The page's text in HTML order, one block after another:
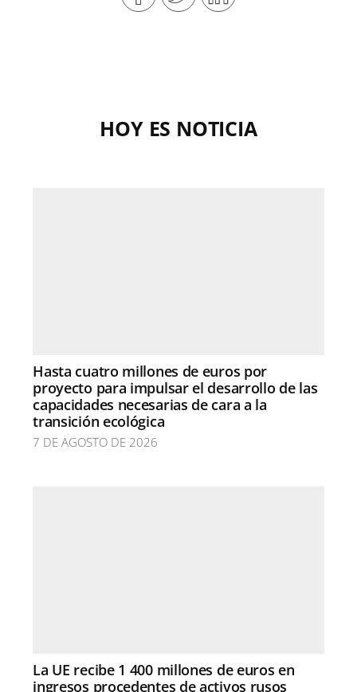
HOY ES NOTICIA
Hasta cuatro millones de euros por
proyecto para impulsar el desarrollo de las
capacidades necesarias de cara a la
transición ecológica
7 DE AGOSTO DE 2026
La UE recibe 1 400 millones de euros en
ingresos procedentes de activos rusos